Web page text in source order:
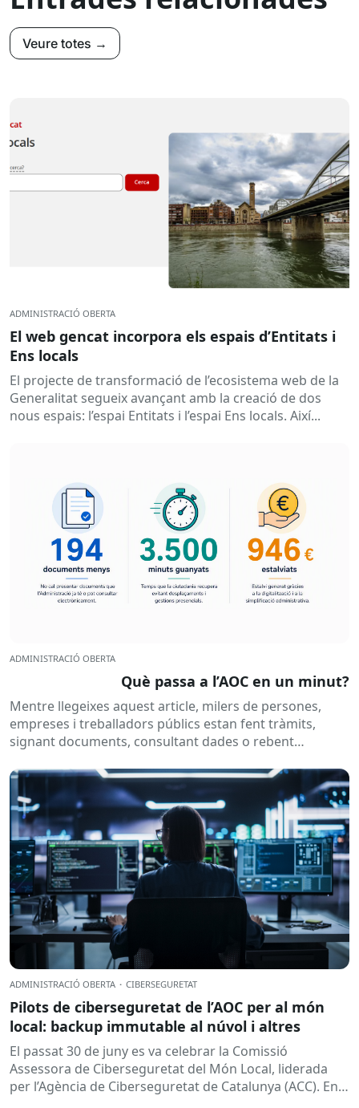
Veure totes →
ADMINISTRACIÓ OBERTA
El web gencat incorpora els espais d’Entitats i
Ens locals
El projecte de transformació de l’ecosistema web de la
Generalitat segueix avançant amb la creació de dos
nous espais: l’espai Entitats i l’espai Ens locals. Així...
ADMINISTRACIÓ OBERTA
Què passa a l’AOC en un minut?
Mentre llegeixes aquest article, milers de persones,
empreses i treballadors públics estan fent tràmits,
signant documents, consultant dades o rebent
habitualment...
ADMINISTRACIÓ OBERTA · CIBERSEGURETAT
Pilots de ciberseguretat de l’AOC per al món
local: backup immutable al núvol i altres
El passat 30 de juny es va celebrar la Comissió
Assessora de Ciberseguretat del Món Local, liderada
per l’Agència de Ciberseguretat de Catalunya (ACC). En